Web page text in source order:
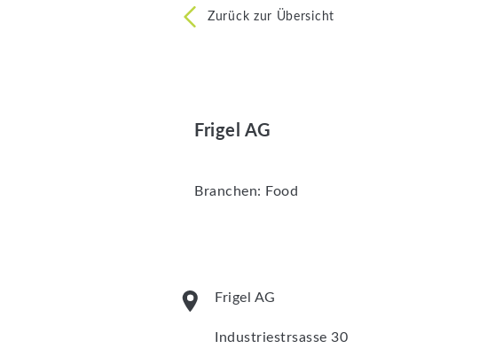
Zurück zur Übersicht
Frigel AG
Branchen: Food
Frigel AG
Industriestrsasse 30